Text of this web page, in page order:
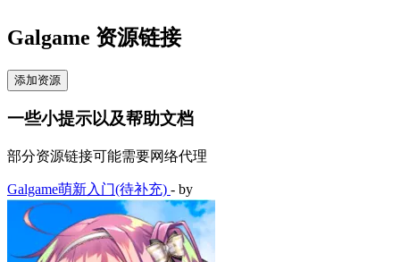
Galgame 资源链接
添加资源
一些小提示以及帮助文档
部分资源链接可能需要网络代理
Galgame萌新入门(待补充) - by